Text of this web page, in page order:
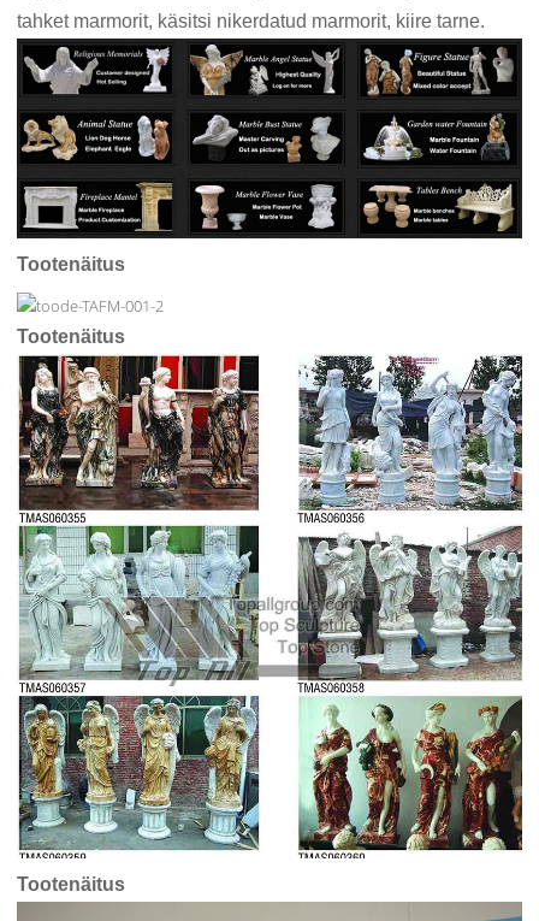
tahket marmorit, käsitsi nikerdatud marmorit, kiire tarne.
Tootenäitus
Tootenäitus
Tootenäitus